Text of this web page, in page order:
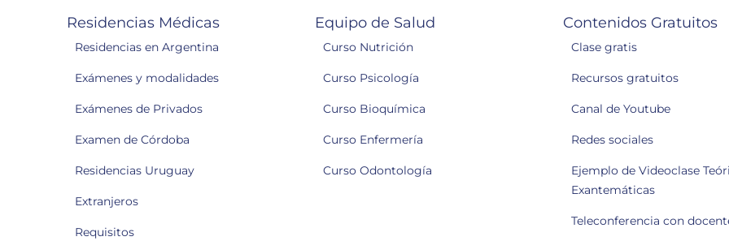
Residencias Médicas
Residencias en Argentina
Exámenes y modalidades
Exámenes de Privados
Examen de Córdoba
Residencias Uruguay
Extranjeros
Requisitos
Equipo de Salud
Curso Nutrición
Curso Psicología
Curso Bioquímica
Curso Enfermería
Curso Odontología
Contenidos Gratuitos
Clase gratis
Recursos gratuitos
Canal de Youtube
Redes sociales
Ejemplo de Videoclase
Exantemáticas
Teleconferencia con